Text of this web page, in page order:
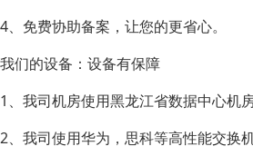
4、免费协助备案，让您的更省心。
我们的设备：设备有保障
1、我司机房使用黑龙江省数据中心机
2、我司使用华为，思科等高性能交换